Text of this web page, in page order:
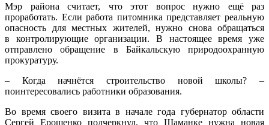
Мэр района считает, что этот вопрос нужно ещё раз
проработать. Если работа питомника представляет реальную
опасность для местных жителей, нужно снова обращаться
в контролирующие организации. В настоящее время уже
отправлено обращение в Байкальскую природоохранную
прокуратуру.
– Когда начнётся строительство новой школы? –
поинтересовались работники образования.
Во время своего визита в начале года губернатор области
Сергей Ерощенко подчеркнул, что Шаманке нужна новая